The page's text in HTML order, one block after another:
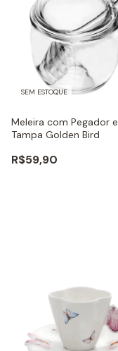
SEM ESTOQUE
Meleira com Pegador e
Tampa Golden Bird
R$59,90